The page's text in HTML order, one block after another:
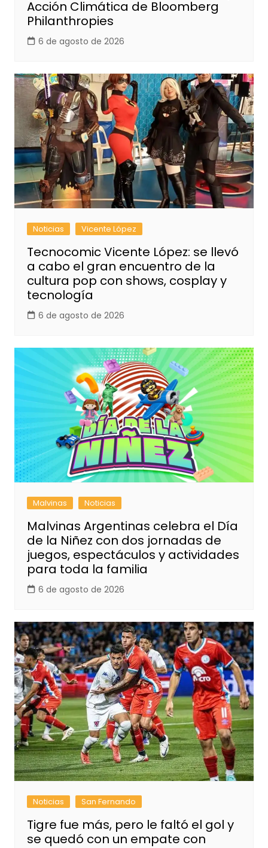
Acción Climática de Bloomberg
Philanthropies
6 de agosto de 2026
Noticias Vicente López
Tecnocomic Vicente López: se llevó
a cabo el gran encuentro de la
cultura pop con shows, cosplay y
tecnología
6 de agosto de 2026
Malvinas Noticias
Malvinas Argentinas celebra el Día
de la Niñez con dos jornadas de
juegos, espectáculos y actividades
para toda la familia
6 de agosto de 2026
Noticias San Fernando
Tigre fue más, pero le faltó el gol y
se quedó con un empate con